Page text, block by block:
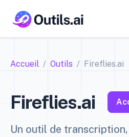
Accueil Outils Fireflies.ai
Fireflies.ai
Un outil de